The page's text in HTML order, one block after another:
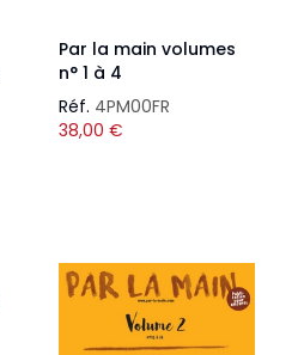
Par la main volumes
n° 1 à 4
Réf. 4PM00FR
38,00 €